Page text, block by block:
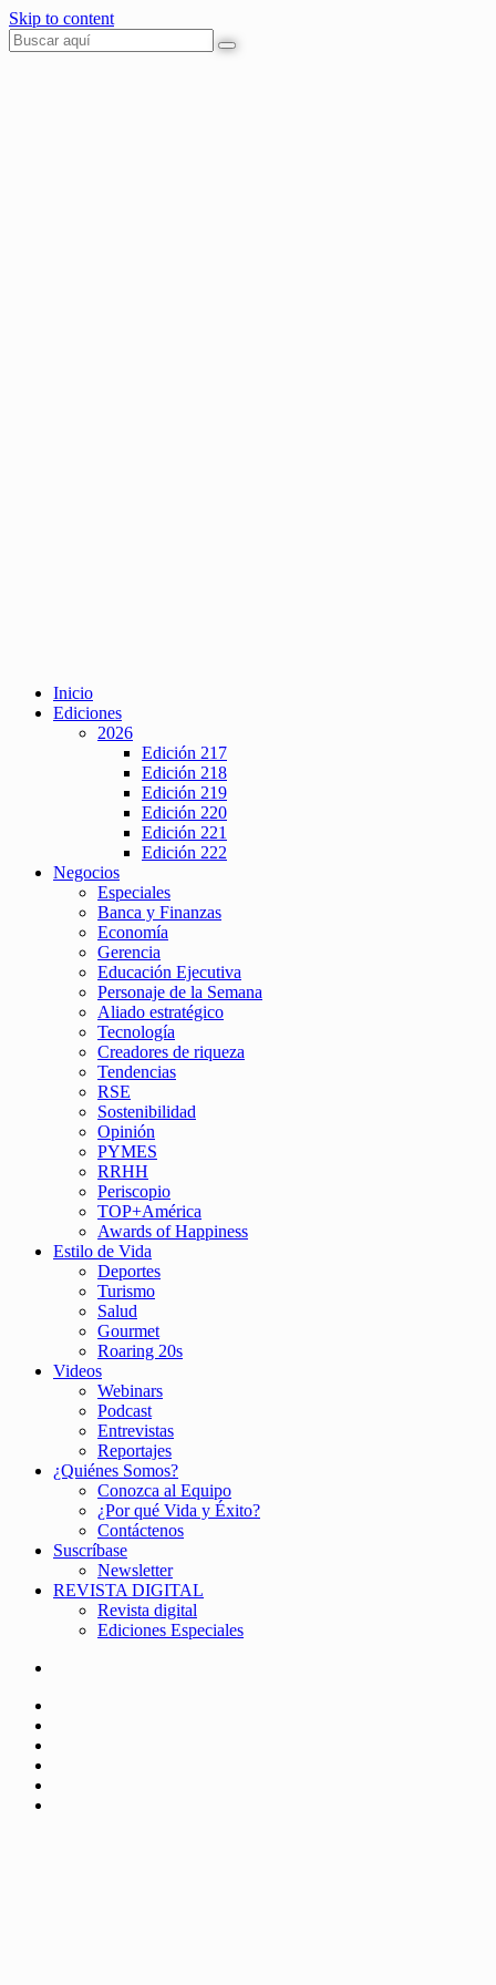
Skip to content
Inicio
Ediciones
2026
Edición 217
Edición 218
Edición 219
Edición 220
Edición 221
Edición 222
Negocios
Especiales
Banca y Finanzas
Economía
Gerencia
Educación Ejecutiva
Personaje de la Semana
Aliado estratégico
Tecnología
Creadores de riqueza
Tendencias
RSE
Sostenibilidad
Opinión
PYMES
RRHH
Periscopio
TOP+América
Awards of Happiness
Estilo de Vida
Deportes
Turismo
Salud
Gourmet
Roaring 20s
Videos
Webinars
Podcast
Entrevistas
Reportajes
¿Quiénes Somos?
Conozca al Equipo
¿Por qué Vida y Éxito?
Contáctenos
Suscríbase
Newsletter
REVISTA DIGITAL
Revista digital
Ediciones Especiales